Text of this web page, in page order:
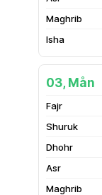
03, Mån